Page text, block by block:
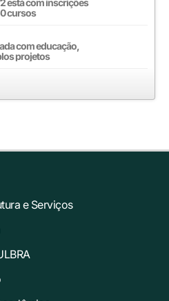
está com inscrições
cursos
com educação,
projetos
e Serviços